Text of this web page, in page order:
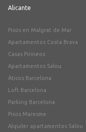
Alicante
Pisos en Malgrat de Mar
Apartamentos Costa Brava
Casas Pirineos
Apartamentos Salou
Áticos Barcelona
Loft Barcelona
Parking Barcelona
Pisos Maresme
Alquiler apartamentos Salou